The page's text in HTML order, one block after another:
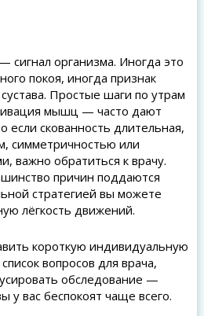
сигнал организма. Иногда это
покоя, иногда признак
Простые шаги по утрам
мышц — часто дают
если скованность длительная,
симметричностью или
важно обратиться к врачу.
причин поддаются
стратегией вы можете
лёгкость движений.
короткую индивидуальную
вопросов для врача,
обследование —
у вас беспокоят чаще всего.